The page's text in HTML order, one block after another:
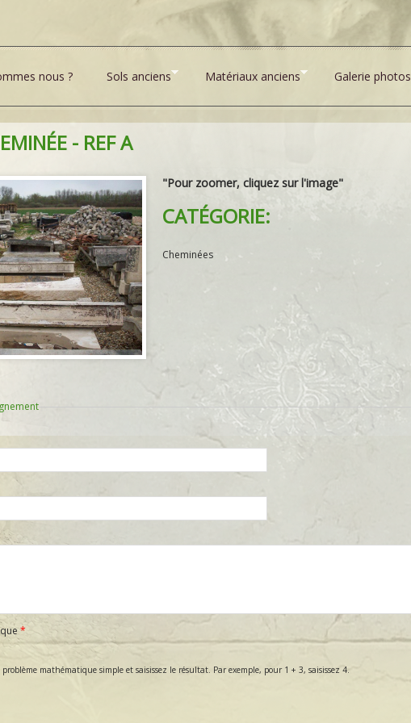
nous ? Sols anciens Matériaux anciens Galerie photos
- REF A
"Pour zoomer, cliquez sur l'image"
CATÉGORIE:
Cheminées
*
mathématique simple et saisissez le résultat. Par exemple, pour 1 + 3, saisissez 4.